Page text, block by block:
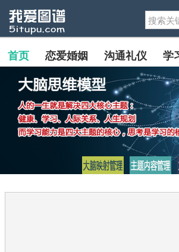
首页 恋爱婚姻 沟通礼仪 学